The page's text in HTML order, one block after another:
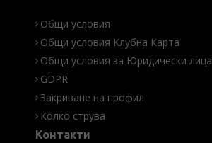
Общи условия
Общи условия Клубна Карта
Общи условия за Юридически лица
GDPR
Закриване на профил
Колко струва
Контакти